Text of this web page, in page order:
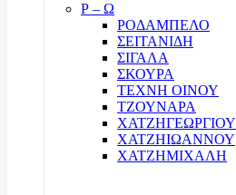
Ρ – Ω
ΡΟΔΑΜΠΕΛΟ
ΣΕΙΤΑΝΙΔΗ
ΣΙΓΑΛΑ
ΣΚΟΥΡΑ
ΤΕΧΝΗ ΟΙΝΟΥ
ΤΖΟΥΝΑΡΑ
ΧΑΤΖΗΓΕΩΡΓΙΟΥ
ΧΑΤΖΗΙΩΑΝΝΟΥ
ΧΑΤΖΗΜΙΧΑΛΗ